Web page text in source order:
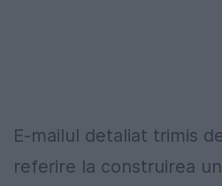
E-mailul detaliat trimis
referire la construirea